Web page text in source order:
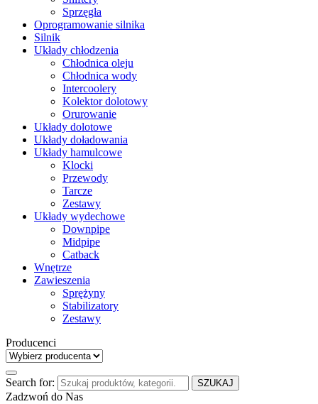
Sprzęgła
Oprogramowanie silnika
Silnik
Układy chłodzenia
Chłodnica oleju
Chłodnica wody
Intercoolery
Kolektor dolotowy
Orurowanie
Układy dolotowe
Układy doładowania
Układy hamulcowe
Klocki
Przewody
Tarcze
Zestawy
Układy wydechowe
Downpipe
Midpipe
Catback
Wnętrze
Zawieszenia
Sprężyny
Stabilizatory
Zestawy
Producenci
Search for: SZUKAJ
Zadzwoń do Nas